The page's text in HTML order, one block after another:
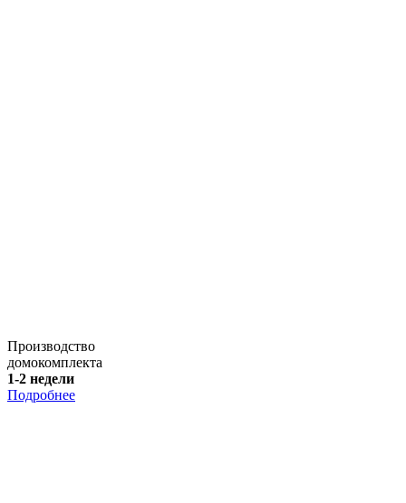
Производство
домокомплекта
1-2 недели
Подробнее